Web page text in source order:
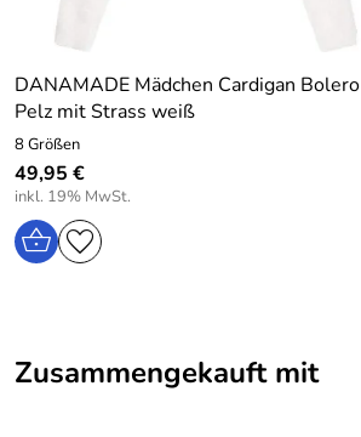
DANAMADE Mädchen Cardigan Bolero
Pelz mit Strass weiß
8 Größen
49,95 €
inkl. 19% MwSt.
Zusammengekauft mit